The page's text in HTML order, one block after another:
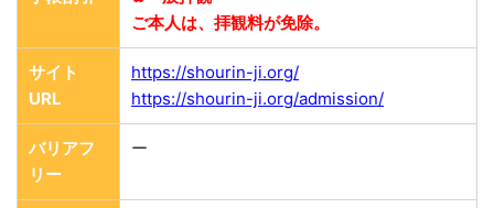
ご本人は、拝観料が免除。
サイト
URL
https://shourin-ji.org/
https://shourin-ji.org/admission/
バリアフ
リー
ー